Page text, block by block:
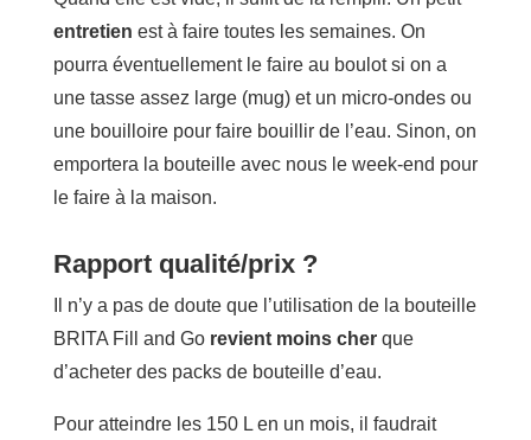
entretien est à faire toutes les semaines. On
pourra éventuellement le faire au boulot si on a
une tasse assez large (mug) et un micro-ondes ou
une bouilloire pour faire bouillir de l’eau. Sinon, on
emportera la bouteille avec nous le week-end pour
le faire à la maison.
Rapport qualité/prix ?
Il n’y a pas de doute que l’utilisation de la bouteille
BRITA Fill and Go revient moins cherque
d’acheter des packs de bouteille d’eau.
Pour atteindre les 150 L en un mois, il faudrait